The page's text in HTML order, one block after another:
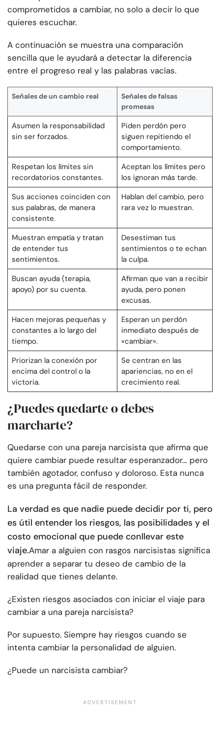
comprometidos a cambiar, no solo a decir lo que
quieres escuchar.
A continuación se muestra una comparación
sencilla que le ayudará a detectar la diferencia
entre el progreso real y las palabras vacías.
Señales de un cambio real
Señales de falsas
promesas
Asumen la responsabilidad
sin ser forzados.
Piden perdón pero
siguen repitiendo el
comportamiento.
Respetan los límites sin
recordatorios constantes.
Aceptan los límites pero
los ignoran más tarde.
Sus acciones coinciden con
sus palabras, de manera
consistente.
Hablan del cambio, pero
rara vez lo muestran.
Muestran empatía y tratan
de entender tus
sentimientos.
Desestiman tus
sentimientos o te echan
la culpa.
Buscan ayuda (terapia,
apoyo) por su cuenta.
Afirman que van a recibir
ayuda, pero ponen
excusas.
Hacen mejoras pequeñas y
constantes a lo largo del
tiempo.
Esperan un perdón
inmediato después de
«cambiar».
Priorizan la conexión por
encima del control o la
victoria.
Se centran en las
apariencias, no en el
crecimiento real.
¿Puedes quedarte o debes
marcharte?
Quedarse con una pareja narcisista que afirma que
quiere cambiar puede resultar esperanzador… pero
también agotador, confuso y doloroso. Esta nunca
es una pregunta fácil de responder.
La verdad es que nadie puede decidir por ti, pero
es útil entender los riesgos, las posibilidades y el
costo emocional que puede conllevar este
viaje.Amar a alguien con rasgos narcisistas significa
aprender a separar tu deseo de cambio de la
realidad que tienes delante.
¿Existen riesgos asociados con iniciar el viaje para
cambiar a una pareja narcisista?
Por supuesto. Siempre hay riesgos cuando se
intenta cambiar la personalidad de alguien.
¿Puede un narcisista cambiar?